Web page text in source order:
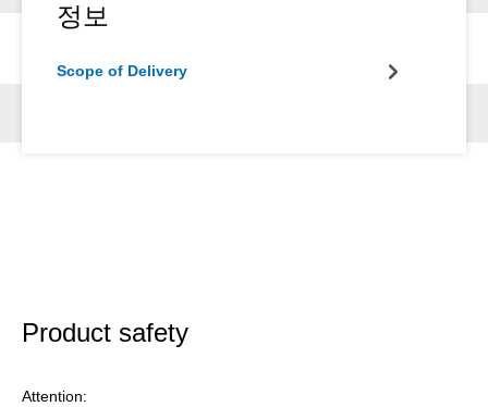
정보
Scope of Delivery
Product safety
Attention: